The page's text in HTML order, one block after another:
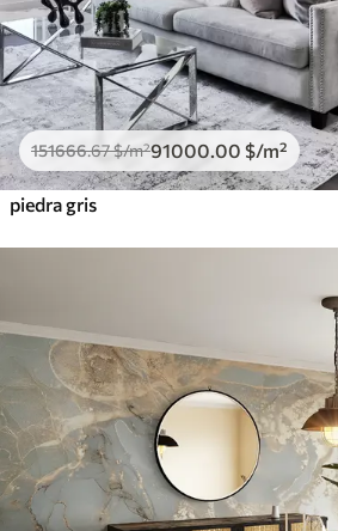
151666.67$/m²91000.00 $/m²
piedra gris